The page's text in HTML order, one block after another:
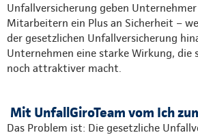
Unfallversicherung geben
Mitarbeitern ein Plus an Sicherheit –
der gesetzlichen Unfallversicherung
Unternehmen eine starke Wirkung, die
noch attraktiver macht.
Mit UnfallGiroTeam vom Ich
Das Problem ist: Die gesetzliche